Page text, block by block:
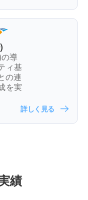
導
ィ基
の連
を実
詳しく見る
績